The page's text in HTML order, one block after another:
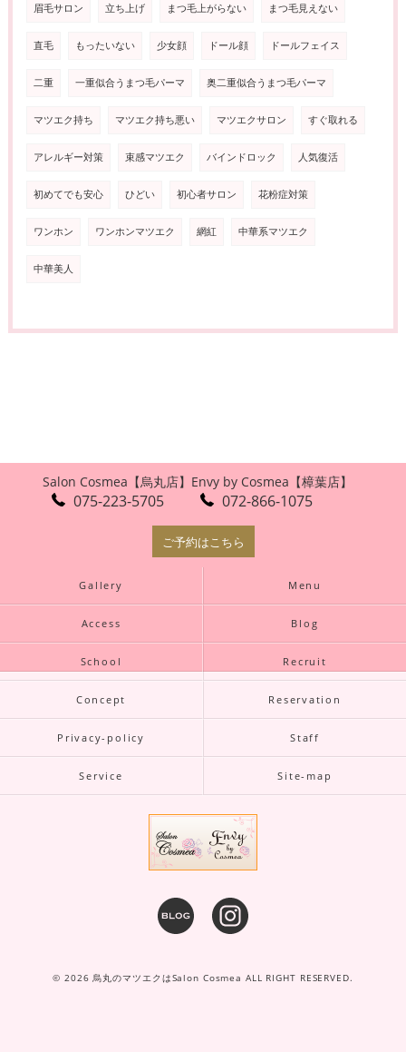
眉毛サロン 立ち上げ まつ毛上がらない まつ毛見えない
直毛 もったいない 少女顔 ドール顔 ドールフェイス
二重 一重似合うまつ毛パーマ 奥二重似合うまつ毛パーマ
マツエク持ち マツエク持ち悪い マツエクサロン すぐ取れる
アレルギー対策 束感マツエク バインドロック 人気復活
初めてでも安心 ひどい 初心者サロン 花粉症対策
ワンホン ワンホンマツエク 網紅 中華系マツエク
中華美人
Salon Cosmea【烏丸店】
075-223-5705
Envy by Cosmea【樟葉店】
072-866-1075
ご予約はこちら
Gallery Menu
Access Blog
School Recruit
Concept Reservation
Privacy-policy Staff
Service Site-map
© 2026 烏丸のマツエクはSalon Cosmea ALL RIGHT RESERVED.